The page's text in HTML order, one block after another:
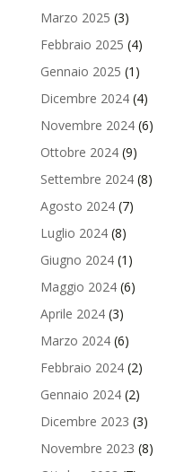
Marzo 2025 (3)
Febbraio 2025 (4)
Gennaio 2025 (1)
Dicembre 2024(4)
Novembre 2024(6)
Ottobre 2024(9)
Settembre 2024(8)
Agosto 2024(7)
Luglio 2024(8)
Giugno 2024(1)
Maggio 2024(6)
Aprile 2024(3)
Marzo 2024(6)
Febbraio 2024(2)
Gennaio 2024(2)
Dicembre 2023 (3)
Novembre 2023 (8)